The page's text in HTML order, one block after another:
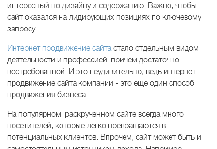
интересный по дизайну и содержанию. Важно, чтобы
сайт оказался на лидирующих позициях по ключевому
запросу.
Интернет продвижение сайтастало отдельным видом
деятельности и профессией, причём достаточно
востребованной. И это неудивительно, ведь интернет
продвижение сайта компании - это ещё один способ
продвижения бизнеса.
На популярном, раскрученном сайте всегда много
посетителей, которые легко превращаются в
потенциальных клиентов. Впрочем, сайт может быть и